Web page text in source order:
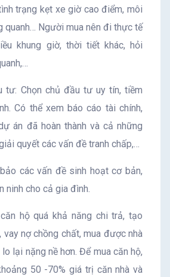
trạng kẹt xe giờ cao điểm, môi
quanh… Người mua nên đi thực tế
khung giờ, thời tiết khác, hỏi
tư: Chọn chủ đầu tư uy tín, tiềm
Có thể xem báo cáo tài chính,
án đã hoàn thành và cả những
quyết các vấn đề tranh chấp,…
các vấn đề sinh hoạt cơ bản,
ninh cho cả gia đình.
hộ quá khả năng chi trả, tạo
vay nợ chồng chất, mua được nhà
lại nặng nề hơn. Để mua căn hộ,
50 -70% giá trị căn nhà và